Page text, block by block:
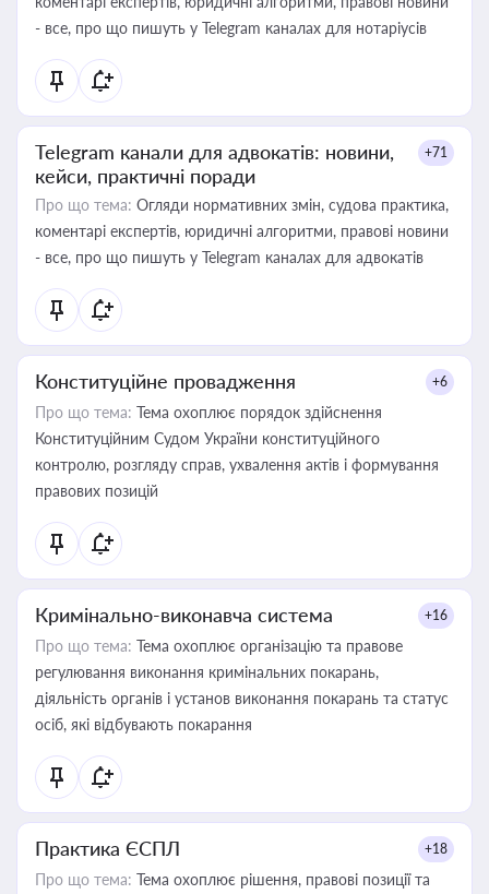
- все, про що пишуть у Telegram каналах для нотаріусів
Telegram канали для адвокатів: новини,
кейси, практичні поради
+71
Про що тема: Огляди нормативних змін, судова практика,
коментарі експертів, юридичні алгоритми, правові новини
- все, про що пишуть у Telegram каналах для адвокатів
Конституційне провадження +6
Про що тема: Тема охоплює порядок здійснення
Конституційним Судом України конституційного
контролю, розгляду справ, ухвалення актів і формування
правових позицій
Кримінально-виконавча система +16
Про що тема: Тема охоплює організацію та правове
регулювання виконання кримінальних покарань,
діяльність органів і установ виконання покарань та статус
осіб, які відбувають покарання
Практика ЄСПЛ +18
Про що тема: Тема охоплює рішення, правові позиції та